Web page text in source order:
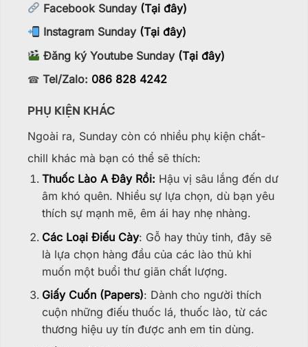
Facebook Sunday (Tại đây)
Instagram Sunday (Tại đây)
Đăng ký Youtube Sunday (Tại đây)
☎ Tel/Zalo: 086 828 4242
PHỤ KIỆN KHÁC
Ngoài ra, Sunday còn có nhiều phụ kiện chất-
chill khác mà bạn có thể sẽ thích:
Thuốc Lào A Đây Rồi: Hậu vị sâu lắng đến dư
âm khó quên. Nhiều sự lựa chọn, dù bạn yêu
thích sự mạnh mẽ, êm ái hay nhẹ nhàng.
Các Loại Điếu Cày: Gỗ hay thủy tinh, đây sẽ
là lựa chọn hàng đầu của các lào thủ khi
muốn một buổi thư giãn chất lượng.
Giấy Cuốn (Papers): Dành cho người thích
cuộn những điếu thuốc lá, thuốc lào, từ các
thương hiệu uy tín được anh em tin dùng.